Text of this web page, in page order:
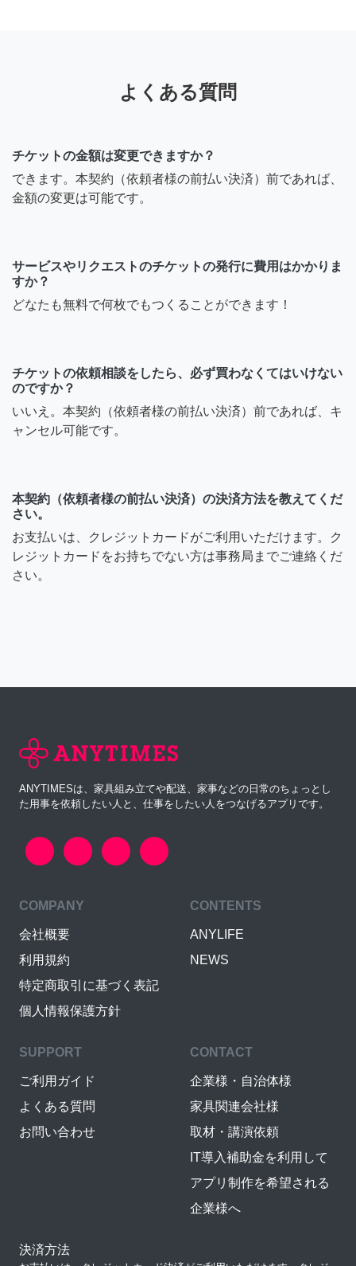
よくある質問
チケットの金額は変更できますか？
できます。本契約（依頼者様の前払い決済）前であれば、
金額の変更は可能です。
サービスやリクエストのチケットの発行に費用はかかりま
すか？
どなたも無料で何枚でもつくることができます！
チケットの依頼相談をしたら、必ず買わなくてはいけない
のですか？
いいえ。本契約（依頼者様の前払い決済）前であれば、キ
ャンセル可能です。
本契約（依頼者様の前払い決済）の決済方法を教えてくだ
さい。
お支払いは、クレジットカードがご利用いただけます。ク
レジットカードをお持ちでない方は事務局までご連絡くだ
さい。
ANYTIMESは、家具組み立てや配送、家事などの日常のちょっとし
た用事を依頼したい人と、仕事をしたい人をつなげるアプリです。
COMPANY
会社概要
利用規約
特定商取引に基づく表記
個人情報保護方針
CONTENTS
ANYLIFE
NEWS
SUPPORT
ご利用ガイド
よくある質問
お問い合わせ
CONTACT
企業様・自治体様
家具関連会社様
取材・講演依頼
IT導入補助金を利用して
アプリ制作を希望される
企業様へ
決済方法